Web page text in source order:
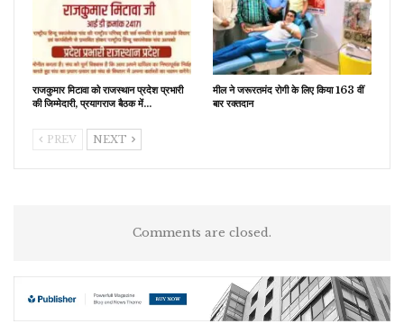
राजकुमार मिटावा को राजस्थान प्रदेश प्रभारी
की जिम्मेदारी, प्रयागराज बैठक में…
मील ने जरूरतमंद रोगी के लिए किया 163 वीं
बार रक्तदान
PREV NEXT
Comments are closed.